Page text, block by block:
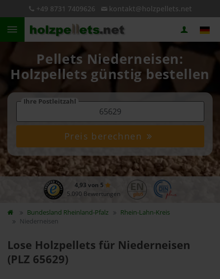
+49 8731 7409626 kontakt@holzpellets.net
Pellets Niederneisen:
Holzpellets günstig bestellen
Ihre Postleitzahl
Preis berechnen
4,93 von 5
5.090 Bewertungen
Bundesland Rheinland-Pfalz
Rhein-Lahn-Kreis
Niederneisen
Lose Holzpellets für Niederneisen
(PLZ 65629)